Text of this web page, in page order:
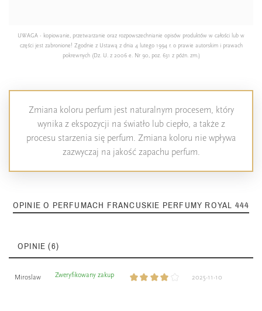
UWAGA - kopiowanie, przetwarzanie oraz rozpowszechnianie opisów produktów w całości lub w
części jest zabronione! Zgodnie z Ustawą z dnia 4 lutego 1994 r. o prawie autorskim i prawach
pokrewnych (Dz. U. z 2006 e. Nr 90, poz. 631 z późn. zm.)
Zmiana koloru perfum jest naturalnym procesem, który
wynika z ekspozycji na światło lub ciepło, a także z
procesu starzenia się perfum. Zmiana koloru nie wpływa
zazwyczaj na jakość zapachu perfum.
OPINIE O PERFUMACH FRANCUSKIE PERFUMY ROYAL 444
OPINIE (6)
Miroslaw Zweryfikowany zakup 2025-11-10